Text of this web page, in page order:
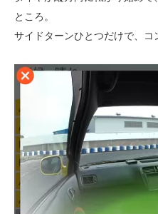
ところ。
サイドターンひとつだけで、コ